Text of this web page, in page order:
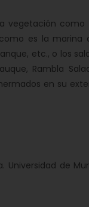
como
es la marina
etc., o los
Rambla
en su
de